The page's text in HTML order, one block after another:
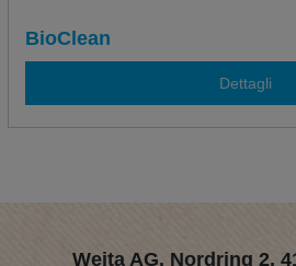
BioClean
Dettagli
Weita AG, Nordring 2,